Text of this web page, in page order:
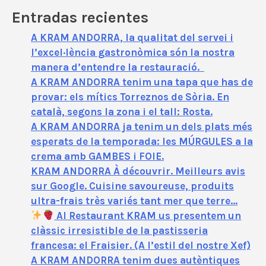
Entradas recientes
A KRAM ANDORRA, la qualitat del servei i
l’excel·lència gastronòmica són la nostra
manera d’entendre la restauració.
A KRAM ANDORRA tenim una tapa que has de
provar: els mítics Torreznos de Sòria. En
català, segons la zona i el tall: Rosta.
A KRAM ANDORRA ja tenim un dels plats més
esperats de la temporada: les MÚRGULES a la
crema amb GAMBES i FOIE.
KRAM ANDORRA À découvrir. Meilleurs avis
sur Google. Cuisine savoureuse, produits
ultra-frais très variés tant mer que terre…
Al Restaurant KRAM us presentem un
clàssic irresistible de la pastisseria
francesa: el Fraisier. (A l’estil del nostre Xef)
A KRAM ANDORRA tenim dues autèntiques